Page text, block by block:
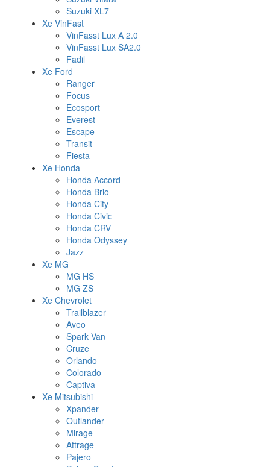
Suzuki XL7
Xe VinFast
VinFasst Lux A 2.0
VinFasst Lux SA2.0
Fadil
Xe Ford
Ranger
Focus
Ecosport
Everest
Escape
Transit
Fiesta
Xe Honda
Honda Accord
Honda Brio
Honda City
Honda Civic
Honda CRV
Honda Odyssey
Jazz
Xe MG
MG HS
MG ZS
Xe Chevrolet
Trailblazer
Aveo
Spark Van
Cruze
Orlando
Colorado
Captiva
Xe Mitsubishi
Xpander
Outlander
Mirage
Attrage
Pajero